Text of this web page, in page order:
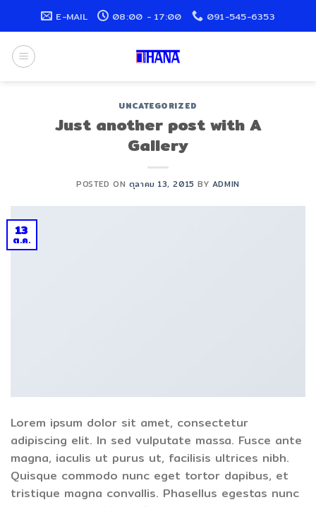
content
E-MAIL 08:00 - 17:00 091-545-6353
UNCATEGORIZED
Just another post with A
Gallery
POSTED ON ตุลาคม 13, 2015 BY ADMIN
13
ต.ค.
Lorem ipsum dolor sit amet, consectetur
adipiscing elit. In sed vulputate massa. Fusce ante
magna, iaculis ut purus ut, facilisis ultrices nibh.
Quisque commodo nunc eget tortor dapibus, et
tristique magna convallis. Phasellus egestas nunc